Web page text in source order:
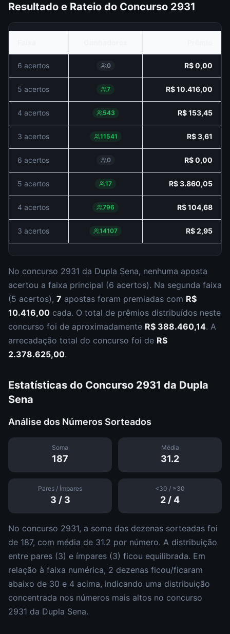
Resultado e Rateio do Concurso 2931
6 acertos 0 R$ 0,00
5 acertos 7 R$ 10.416,00
4 acertos 543 R$ 153,45
3 acertos 11541 R$ 3,61
6 acertos 0 R$ 0,00
5 acertos 17 R$ 3.860,05
4 acertos 796 R$ 104,68
3 acertos 14107 R$ 2,95
No concurso 2931 da Dupla Sena, nenhuma aposta
acertou a faixa principal (6 acertos). Na segunda faixa
(5 acertos), 7 apostas foram premiadas com R$
10.416,00 cada. O total de prêmios distribuídos neste
concurso foi de aproximadamente R$ 388.460,14. A
arrecadação total do concurso foi de R$
2.378.625,00.
Estatísticas do Concurso 2931 da Dupla
Sena
Análise dos Números Sorteados
Soma
187
Média
31.2
Pares / Ímpares
3 / 3
<30 / ≥30
2 /4
No concurso 2931, a soma das dezenas sorteadas foi
de 187, com média de 31.2 por número. A distribuição
entre pares (3) e ímpares (3) ficou equilibrada. Em
relação à faixa numérica, 2 dezenas ficou/ficaram
abaixo de 30 e 4 acima, indicando uma distribuição
concentrada nos números mais altos no concurso
2931 da Dupla Sena.